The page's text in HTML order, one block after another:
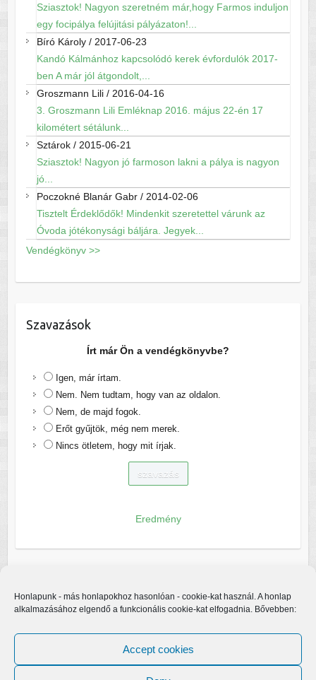
Honlapunk - más honlapokhoz hasonlóan - cookie-kat használ. A honlap
alkalmazásához elgendő a funkcionális cookie-kat elfogadnia. Bővebben:
Accept cookies
Sziasztok! Nagyon szeretném már,hogy Farmos induljon
egy focipálya felújitási pályázaton!...
Bíró Károly/ 2017-06-23
Kandó Kálmánhoz kapcsolódó kerek évfordulók 2017-
ben A már jól átgondolt,...
Groszmann Lili/ 2016-04-16
3. Groszmann Lili Emléknap 2016. május 22-én 17
kilométert sétálunk...
Sztárok/ 2015-06-21
Sziasztok! Nagyon jó farmoson lakni a pálya is nagyon
jó...
Poczokné Blanár Gabr/ 2014-02-06
Tisztelt Érdeklődők! Mindenkit szeretettel várunk az
Óvoda jótékonysági báljára. Jegyek...
Vendégkönyv >>
Szavazások
Írt már Ön a vendégkönyvbe?
Igen, már írtam.
Nem. Nem tudtam, hogy van az oldalon.
Nem, de majd fogok.
Erőt gyűjtök, még nem merek.
Nincs ötletem, hogy mit írjak.
Eredmény